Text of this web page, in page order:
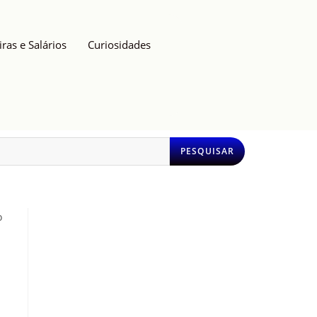
e Salários Curiosidades
PESQUISAR